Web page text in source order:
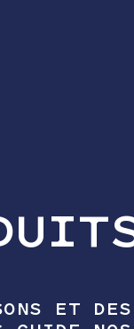
ET DES